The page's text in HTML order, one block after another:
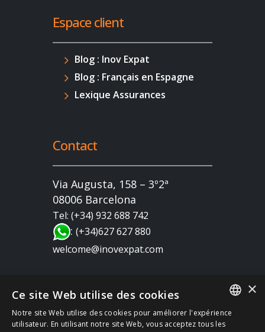
Espace client
Blog : Inov Expat
Blog : Français en Espagne
Lexique Assurances
Contact
Via Augusta, 158 – 3º2ª
08006 Barcelona
Tel: (+34) 932 688 742
:(+34)627 627 880
welcome@inovexpat.com
FRENCH
×
Ce site Web utilise des cookies
Notre site Web utilise des cookies pour améliorer l'expérience
utilisateur. En utilisant notre site Web, vous acceptez tous les